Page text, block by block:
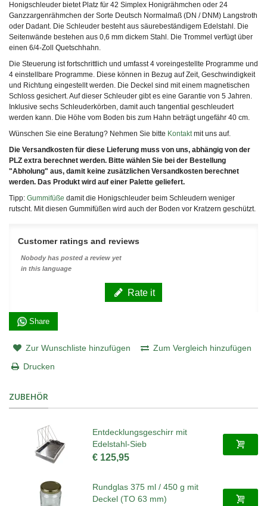
Honigschleuder bietet Platz für 42 Simplex Honigrähmchen oder 24
Ganzzargenrähmchen der Sorte Deutsch Normalmaß (DN / DNM) Langstroth
oder Dadant. Die Schleuder besteht aus säurebeständigem Edelstahl. Die
Seitenwände bestehen aus 0,6 mm dickem Stahl. Die Trommel verfügt über
einen 6/4-Zoll Quetschhahn.
Die Steuerung ist fortschrittlich und umfasst 4 voreingestellte Programme und
4 einstellbare Programme. Diese können in Bezug auf Zeit, Geschwindigkeit
und Richtung eingestellt werden. Die Deckel sind mit einem magnetischen
Schloss gesichert. Auf dieser Schleuder gibt es eine Garantie von 5 Jahren.
Inklusive sechs Schleuderkörben, damit auch tangential geschleudert
werden kann. Die Höhe vom Boden bis zum Hahn beträgt ungefähr 40 cm.
Wünschen Sie eine Beratung? Nehmen Sie bitte Kontaktmit uns auf.
Die Versandkosten für diese Lieferung muss von uns, abhängig von der
PLZ extra berechnet werden. Bitte wählen Sie bei der Bestellung
"Abholung" aus, damit keine zusätzlichen Versandkosten berechnet
werden. Das Produkt wird auf einer Palette geliefert.
Tipp: Gummifüße damit die Honigschleuder beim Schleudern weniger
rutscht. Mit diesen Gummifüßen wird auch der Boden vor Kratzern geschützt.
Customer ratings and reviews
Nobody has posted a review yet
in this language
Rate it
Share
Zur Wunschliste hinzufügen
Zum Vergleich hinzufügen
Drucken
ZUBEHÖR
Entdecklungsgeschirr mit
Edelstahl-Sieb
€ 125,95
Rundglas 375 ml / 450 g mit
Deckel (TO 63 mm)